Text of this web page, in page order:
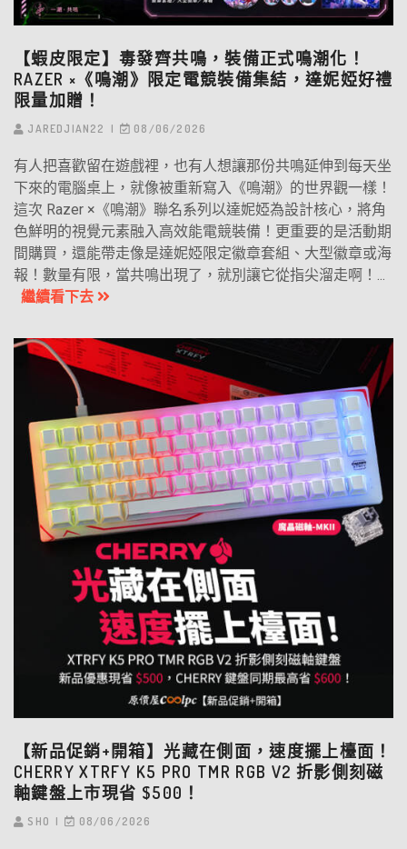
【蝦皮限定】毒發齊共鳴，裝備正式鳴潮化！
RAZER ×《鳴潮》限定電競裝備集結，達妮婭好禮
限量加贈！
JAREDJIAN22 08/06/2026
有人把喜歡留在遊戲裡，也有人想讓那份共鳴延伸到每天坐
下來的電腦桌上，就像被重新寫入《鳴潮》的世界觀一樣！
這次 Razer ×《鳴潮》聯名系列以達妮婭為設計核心，將角
色鮮明的視覺元素融入高效能電競裝備！更重要的是活動期
間購買，還能帶走像是達妮婭限定徽章套組、大型徽章或海
報！數量有限，當共鳴出現了，就別讓它從指尖溜走啊！...
繼續看下去
【新品促銷+開箱】光藏在側面，速度擺上檯面！
CHERRY XTRFY K5 PRO TMR RGB V2 折影側刻磁
軸鍵盤上市現省 $500！
SHO 08/06/2026